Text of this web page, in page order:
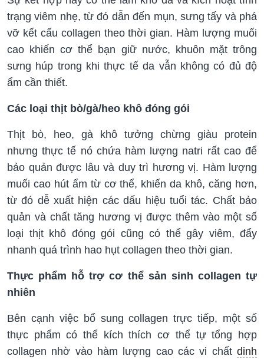
trạng viêm nhẹ, từ đó dẫn đến mụn, sưng tấy và phá
vỡ kết cấu collagen theo thời gian. Hàm lượng muối
cao khiến cơ thể bạn giữ nước, khuôn mặt trông
sưng húp trong khi thực tế da vẫn không có đủ độ
ẩm cần thiết.
Các loại thịt bò/gà/heo khô đóng gói
Thịt bò, heo, gà khô tưởng chừng giàu protein
nhưng thực tế nó chứa hàm lượng natri rất cao để
bảo quản được lâu và duy trì hương vị. Hàm lượng
muối cao hút ẩm từ cơ thể, khiến da khô, căng hơn,
từ đó dễ xuất hiện các dấu hiệu tuổi tác. Chất bảo
quản và chất tăng hương vị được thêm vào một số
loại thịt khô đóng gói cũng có thể gây viêm, đẩy
nhanh quá trình hao hụt collagen theo thời gian.
Thực phẩm hỗ trợ cơ thể sản sinh collagen tự
nhiên
Bên cạnh việc bổ sung collagen trực tiếp, một số
thực phẩm có thể kích thích cơ thể tự tổng hợp
collagen nhờ vào hàm lượng cao các vi chất dinh